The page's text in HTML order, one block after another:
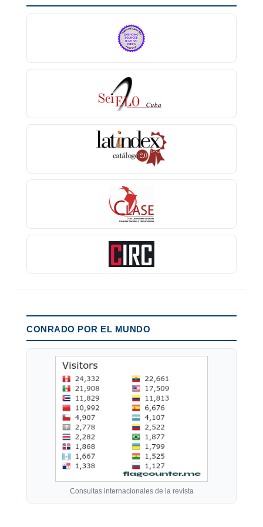
CONRADO POR EL MUNDO
Consultas internacionales de la revista